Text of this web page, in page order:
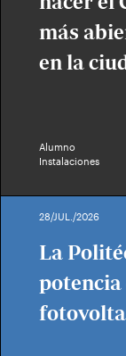
más
en la
Alumno
Instalaciones
28/JUL./2026
La